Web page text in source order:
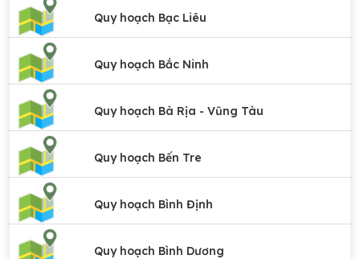
Quy hoạch Bạc Liêu
Quy hoạch Bắc Ninh
Quy hoạch Bà Rịa - Vũng Tàu
Quy hoạch Bến Tre
Quy hoạch Bình Định
Quy hoạch Bình Dương